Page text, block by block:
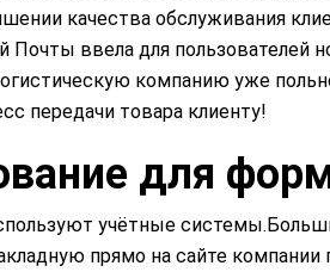
качества обслуживания
Почты ввела для
компанию уже
передачи товара клиенту!
для
учётные
прямо на сайте компании